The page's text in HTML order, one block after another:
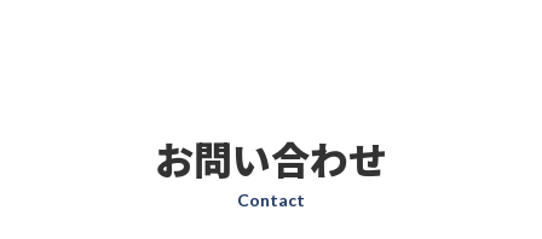
お支払いまで3営業日ほどお時間を
いただいております。ただし、点数
お問い合わせ
Contact